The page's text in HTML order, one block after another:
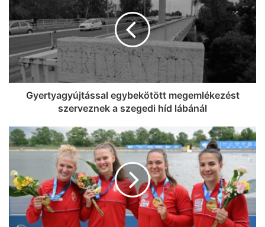
Gyertyagyújtással egybekötött megemlékezést
szerveznek a szegedi híd lábánál